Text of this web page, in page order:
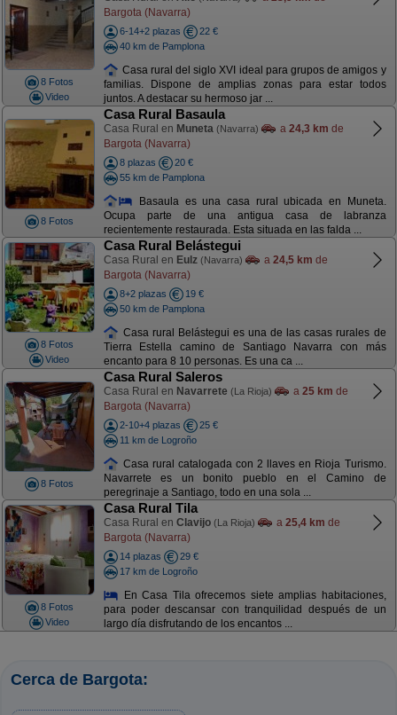
8 Fotos
Video
Bargota (Navarra)
6-14+2 plazas
22 €
40 km de Pamplona
Casa rural del siglo XVI ideal para grupos de amigos y
familias. Dispone de amplias zonas para estar todos
juntos. A destacar su hermoso jar ...
8 Fotos
Casa Rural Basaula
Casa Rural en Muneta (Navarra) a 24,3 km de
Bargota (Navarra)
8 plazas
20 €
55 km de Pamplona
Basaula es una casa rural ubicada en Muneta.
Ocupa parte de una antigua casa de labranza
recientemente restaurada. Esta situada en las falda ...
8 Fotos
Video
Casa Rural Belástegui
Casa Rural en Eulz (Navarra) a 24,5 km de
Bargota (Navarra)
8+2 plazas
19 €
50 km de Pamplona
Casa rural Belástegui es una de las casas rurales de
Tierra Estella camino de Santiago Navarra con más
encanto para 8 10 personas. Es una ca ...
8 Fotos
Casa Rural Saleros
Casa Rural en Navarrete (La Rioja) a 25 km de
Bargota (Navarra)
2-10+4 plazas
25 €
11 km de Logroño
Casa rural catalogada con 2 llaves en Rioja Turismo.
Navarrete es un bonito pueblo en el Camino de
peregrinaje a Santiago, todo en una sola ...
8 Fotos
Video
Casa Rural Tila
Casa Rural en Clavijo (La Rioja) a 25,4 km de
Bargota (Navarra)
14 plazas
29 €
17 km de Logroño
En Casa Tila ofrecemos siete amplias habitaciones,
para poder descansar con tranquilidad después de un
largo día disfrutando de los encantos ...
Cerca de Bargota: